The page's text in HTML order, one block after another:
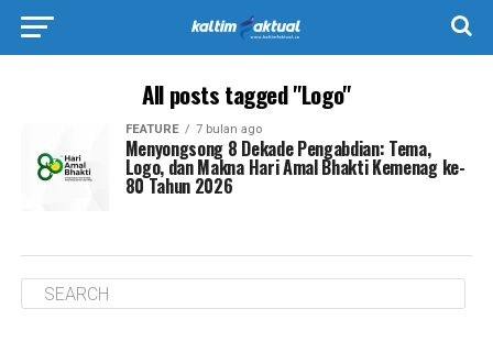
All posts tagged "Logo"
FEATURE 7 bulan ago
Menyongsong 8 Dekade Pengabdian: Tema,
Logo, dan Makna Hari Amal Bhakti Kemenag ke-
80 Tahun 2026